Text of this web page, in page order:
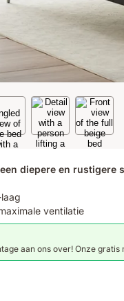
diepere en rustigere
ventilatie
aan ons over! Onze